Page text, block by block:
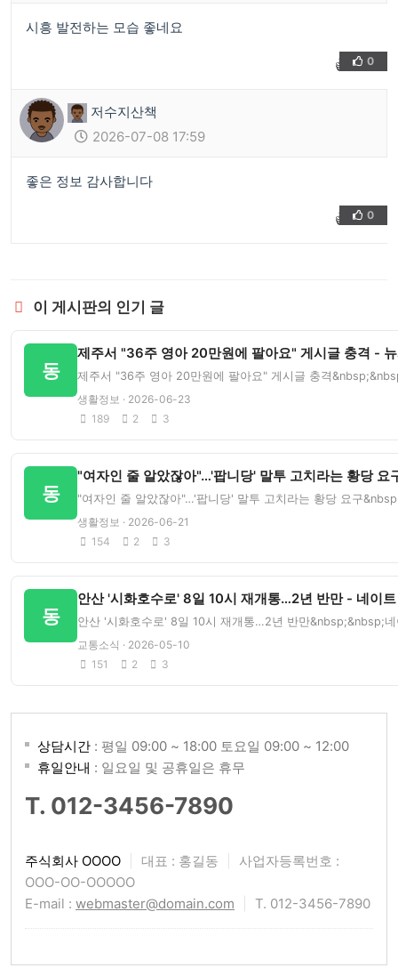
시흥 발전하는 모습 좋네요
👍 ❤️
0
저수지산책
2026-07-08 17:59
좋은 정보 감사합니다
👍 ❤️
0
이 게시판의 인기 글
동
제주서 "36주 영아 20만원에 팔아요" 게시글 충격 -
제주서 "36주 영아 20만원에 팔아요" 게시글 충격
생활정보 · 2026-06-23
189
2 3
동
"여자인 줄 알았잖아"…'팝니당' 말투 고치라는 황당 요
"여자인 줄 알았잖아"…'팝니당' 말투 고치라는 황당 요구
생활정보 · 2026-06-21
154
2 3
동
안산 '시화호수로' 8일 10시 재개통…2년 반만 - 네이트
안산 '시화호수로' 8일 10시 재개통…2년 반만&nbsp;&nbsp;
교통소식 · 2026-05-10
151
2 3
상담시간 : 평일 09:00 ~ 18:00 토요일 09:00 ~ 12:00
휴일안내 : 일요일 및 공휴일은 휴무
T. 012-3456-7890
주식회사 OOOO 대표 : 홍길동
사업자등록번호 :
OOO-OO-OOOOO
E-mail : webmaster@domain.com T. 012-3456-7890